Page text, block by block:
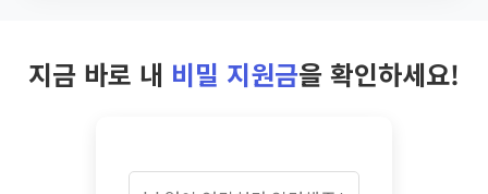
지금 바로 내 비밀 지원금을 확인하세요!